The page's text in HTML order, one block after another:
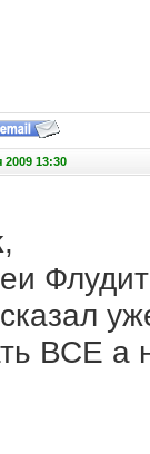
13:30
,
ВСЕ а